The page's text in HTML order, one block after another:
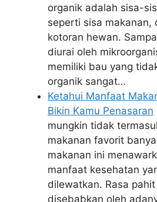
organik adalah sisa-
seperti sisa makanan,
kotoran hewan.
diurai oleh
memiliki bau yang
organik sangat…
Ketahui Manfaat
Bikin Kamu Penasaran
mungkin tidak
makanan favorit
makanan ini
manfaat kesehatan
dilewatkan. Rasa
disebabkan oleh